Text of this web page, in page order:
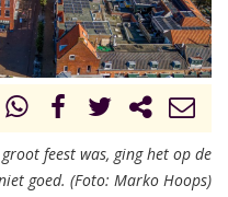
feest was, ging het op de
goed. (Foto: Marko Hoops)